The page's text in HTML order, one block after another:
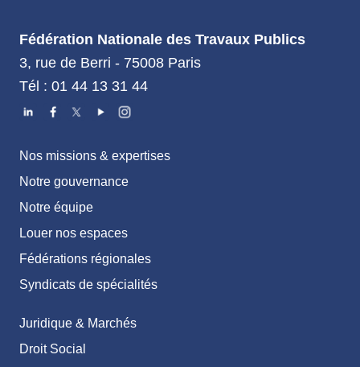
Fédération Nationale des Travaux Publics
3, rue de Berri - 75008 Paris
Tél : 01 44 13 31 44
Nos missions & expertises
Notre gouvernance
Notre équipe
Louer nos espaces
Fédérations régionales
Syndicats de spécialités
Juridique & Marchés
Droit Social